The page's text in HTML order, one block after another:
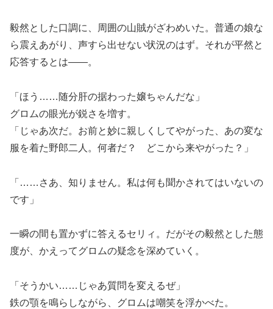
毅然とした口調に、周囲の山賊がざわめいた。普通の娘な
ら震えあがり、声すら出せない状況のはず。それが平然と
応答するとは――。
「ほう……随分肝の据わった嬢ちゃんだな」
グロムの眼光が鋭さを増す。
「じゃあ次だ。お前と妙に親しくしてやがった、あの変な
服を着た野郎二人。何者だ？ どこから来やがった？」
「……さあ、知りません。私は何も聞かされてはいないの
です」
一瞬の間も置かずに答えるセリィ。だがその毅然とした態
度が、かえってグロムの疑念を深めていく。
「そうかい……じゃあ質問を変えるぜ」
鉄の顎を鳴らしながら、グロムは嘲笑を浮かべた。